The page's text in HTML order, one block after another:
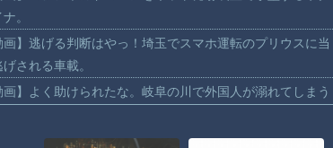
。
画】逃げる判断はやっ！埼玉でスマホ運転のプリウスに当
げされる車載。
画】よく助けられたな。岐阜の川で外国人が溺れてしまう
渚さん「私がPTSDと診断された当時、世間はまだPTSDと